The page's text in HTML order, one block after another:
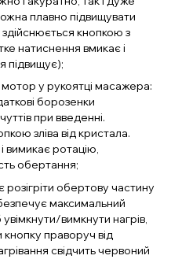
плавно підвищувати
кнопкою з
натиснення вмикає і
підвищує);
мотор у рукоятці масажера:
борозенки
при введенні.
зліва від кристала.
вимикає ротацію,
обертання;
розігріти обертову частину
максимальний
вимкнути нагрів,
праворуч від
свідчить червоний